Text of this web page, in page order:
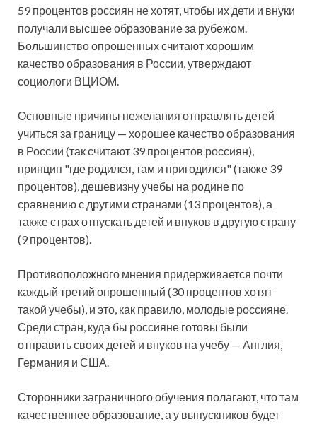
59 процентов россиян не хотят, чтобы их дети и внуки
получали высшее образование за рубежом.
Большинство опрошенных считают хорошим
качество образования в России, утверждают
социологи ВЦИОМ.
Основные причины нежелания отправлять детей
учиться за границу — хорошее качество образования
в России (так считают 39 процентов россиян),
принцип "где родился, там и пригодился" (также 39
процентов), дешевизну учебы на родине по
сравнению с другими странами (13 процентов), а
также страх отпускать детей и внуков в другую страну
(9 процентов).
Противоположного мнения придерживается почти
каждый третий опрошенный (30 процентов хотят
такой учебы), и это, как правило, молодые россияне.
Среди стран, куда бы россияне готовы были
отправить своих детей и внуков на учебу — Англия,
Германия и США.
Сторонники заграничного обучения полагают, что там
качественнее образование, а у выпускников будет